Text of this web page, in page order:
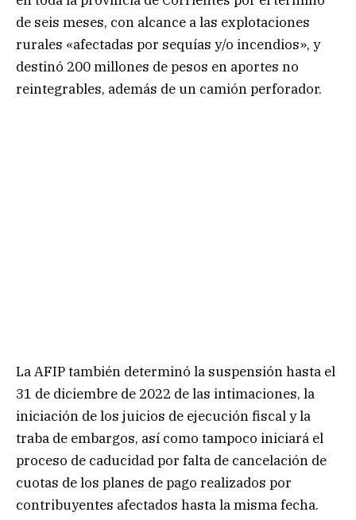
de seis meses, con alcance a las explotaciones
rurales «afectadas por sequías y/o incendios», y
destinó 200 millones de pesos en aportes no
reintegrables, además de un camión perforador.
La AFIP también determinó la suspensión hasta el
31 de diciembre de 2022 de las intimaciones, la
iniciación de los juicios de ejecución fiscal y la
traba de embargos, así como tampoco iniciará el
proceso de caducidad por falta de cancelación de
cuotas de los planes de pago realizados por
contribuyentes afectados hasta la misma fecha.